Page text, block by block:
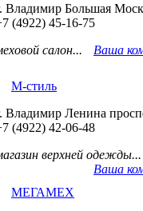
Владимир Большая
(4922) 45-16-75
салон...
Ваша
М-стиль
Владимир Ленина
(4922) 42-06-48
верхней одежды...
Ваша
МЕГАМЕХ